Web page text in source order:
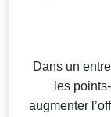
Dans un
les
augmenter